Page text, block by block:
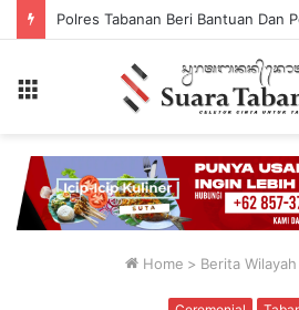
Home > Berita Wilayah